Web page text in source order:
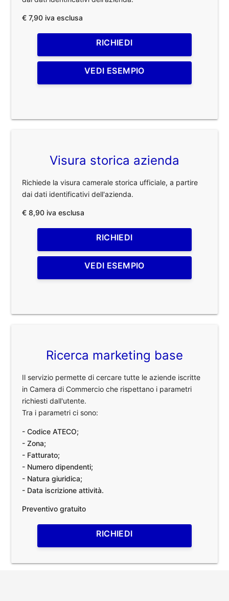
€ 7,90 iva esclusa
RICHIEDI
VEDI ESEMPIO
Visura storica azienda
Richiede la visura camerale storica ufficiale, a partire
dai dati identificativi dell'azienda.
€ 8,90 iva esclusa
RICHIEDI
VEDI ESEMPIO
Ricerca marketing base
Il servizio permette di cercare tutte le aziende iscritte
in Camera di Commercio che rispettano i parametri
richiesti dall'utente.
Tra i parametri ci sono:
- Codice ATECO;
- Zona;
- Fatturato;
- Numero dipendenti;
- Natura giuridica;
- Data iscrizione attività.
Preventivo gratuito
RICHIEDI